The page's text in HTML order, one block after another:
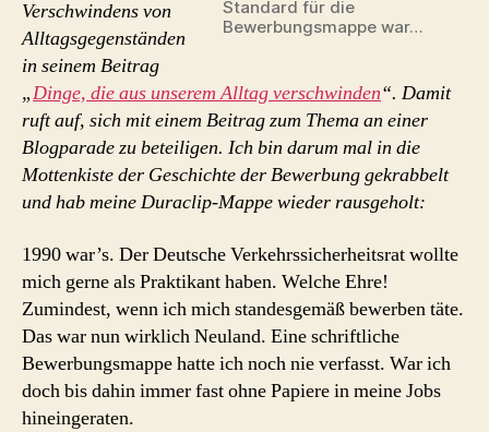
Standard für die
Bewerbungsmappe war…
Verschwindens von
Alltagsgegenständen
in seinem Beitrag
„Dinge, die aus unserem Alltag verschwinden“. Damit
ruft auf, sich mit einem Beitrag zum Thema an einer
Blogparade zu beteiligen. Ich bin darum mal in die
Mottenkiste der Geschichte der Bewerbung gekrabbelt
und hab meine Duraclip-Mappe wieder rausgeholt:
1990 war’s. Der Deutsche Verkehrssicherheitsrat wollte
mich gerne als Praktikant haben. Welche Ehre!
Zumindest, wenn ich mich standesgemäß bewerben täte.
Das war nun wirklich Neuland. Eine schriftliche
Bewerbungsmappe hatte ich noch nie verfasst. War ich
doch bis dahin immer fast ohne Papiere in meine Jobs
hineingeraten.